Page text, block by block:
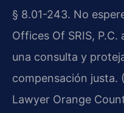
§ 8.01-243. No
Offices Of SRIS,
una consulta y
compensación justa.
Lawyer Orange